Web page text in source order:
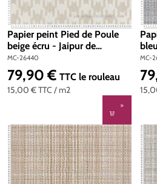
Papier peint Pied de Poule
beige écru - Jaipur de
Montecolino | Réf. MC-
26440
MC-26440
15,00 €TTC / m2
Prix régulier :
79,90 € TTC le rouleau
MC-